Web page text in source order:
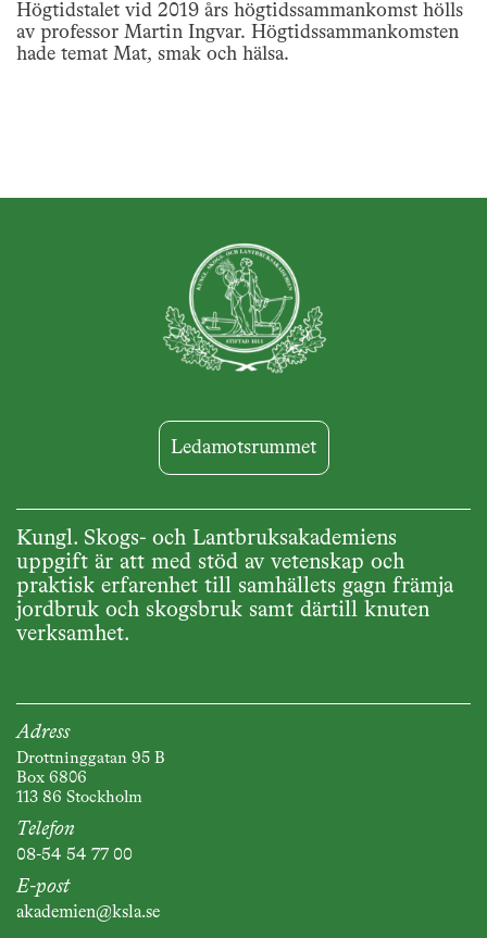
Högtidstalet vid 2019 års högtidssammankomst hölls
av professor Martin Ingvar. Högtidssammankomsten
hade temat Mat, smak och hälsa.
Ledamotsrummet
Kungl. Skogs- och Lantbruksakademiens
uppgift är att med stöd av vetenskap och
praktisk erfarenhet till samhällets gagn främja
jordbruk och skogsbruk samt därtill knuten
verksamhet.
Adress
Drottninggatan 95 B
Box 6806
113 86 Stockholm
Telefon
08-54 54 77 00
E-post
akademien@ksla.se